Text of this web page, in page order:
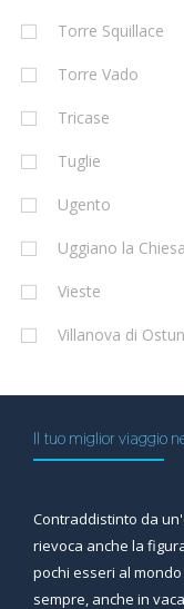
Torre Squillace
Torre Vado
Tricase
Tuglie
Ugento
Uggiano la Chiesa
Vieste
Villanova di
Il tuo miglior viaggio
Contraddistinto da
rievoca anche la
pochi esseri al
sempre, anche in